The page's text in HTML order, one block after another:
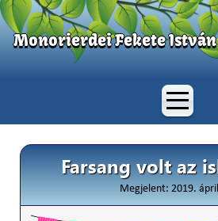
Monorierdei Fekete
Farsang volt az
Megjelent: 2019.